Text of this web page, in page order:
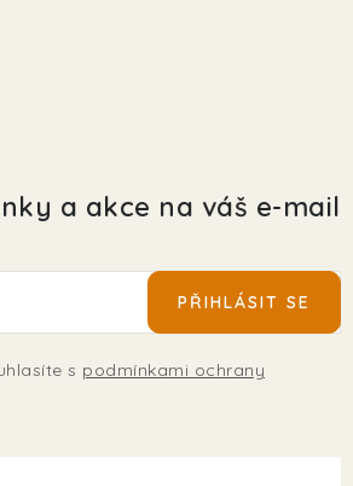
a akce na váš e-mail
s podmínkami ochrany
PŘIHLÁSIT SE